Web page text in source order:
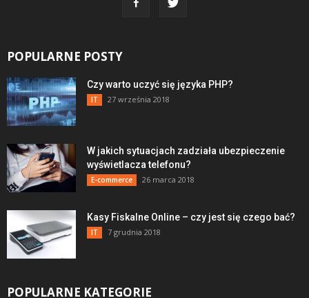
POPULARNE POSTY
Czy warto uczyć się języka PHP?
IT 27 września 2018
W jakich sytuacjach zadziała ubezpieczenie
wyświetlacza telefonu?
E-commerce 26 marca 2018
Kasy Fiskalne Online – czy jest się czego bać?
IT 7 grudnia 2018
POPULARNE KATEGORIE